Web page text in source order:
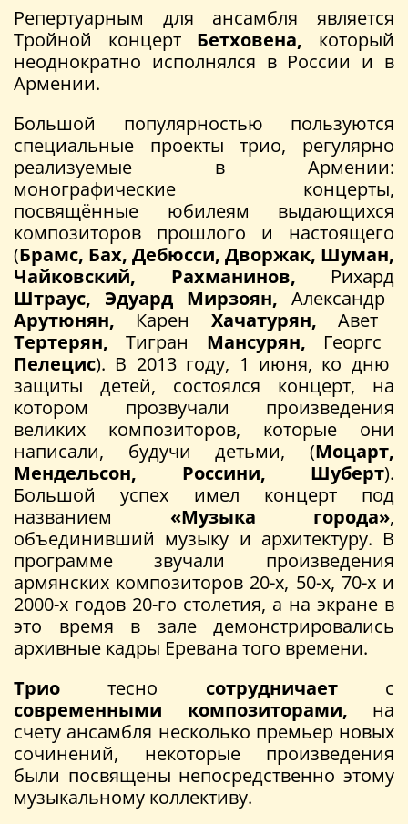
Репертуарным для ансамбля является
Тройной концерт Бетховена, который
неоднократно исполнялся в России и в
Армении.
Большой популярностью пользуются
специальные проекты трио, регулярно
реализуемые в Армении:
монографические концерты,
посвящённые юбилеям выдающихся
композиторов прошлого и настоящего
(Брамс, Бах, Дебюсси, Дворжак, Шуман,
Чайковский, Рахманинов, Рихард
Штраус, Эдуард Мирзоян, Александр
Арутюнян, Карен Хачатурян, Авет
Тертерян, Тигран Мансурян, Георгс
Пелецис). В 2013 году, 1 июня, ко дню
защиты детей, состоялся концерт, на
котором прозвучали произведения
великих композиторов, которые они
написали, будучи детьми, (Моцарт,
Мендельсон, Россини, Шуберт).
Большой успех имел концерт под
названием «Музыка города»,
объединивший музыку и архитектуру. В
программе звучали произведения
армянских композиторов 20-х, 50-х, 70-х и
2000-х годов 20-го столетия, а на экране в
это время в зале демонстрировались
архивные кадры Еревана того времени.
Трио тесно сотрудничаетс
современными композиторами, на
счету ансамбля несколько премьер новых
сочинений, некоторые произведения
были посвящены непосредственно этому
музыкальному коллективу.